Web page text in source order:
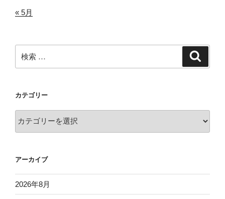
« 5月
索:
カテゴリー
テ
ー
アーカイブ
2026年8月